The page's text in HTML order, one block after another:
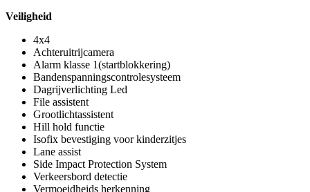
Veiligheid
4x4
Achteruitrijcamera
Alarm klasse 1(startblokkering)
Bandenspanningscontrolesysteem
Dagrijverlichting Led
File assistent
Grootlichtassistent
Hill hold functie
Isofix bevestiging voor kinderzitjes
Lane assist
Side Impact Protection System
Verkeersbord detectie
Vermoeidheids herkenning